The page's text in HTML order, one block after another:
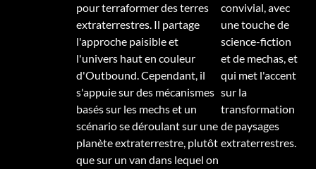
pour terraformer des terres
extraterrestres. Il partage
l'approche paisible et
l'univers haut en couleur
d'Outbound. Cependant, il
s'appuie sur des mécanismes
basés sur les mechs et un
scénario se déroulant sur une
planète extraterrestre, plutôt
que sur un van dans lequel on
convivial, avec
une touche de
science-fiction
et de mechas, et
qui met l'accent
sur la
transformation
de paysages
extraterrestres.